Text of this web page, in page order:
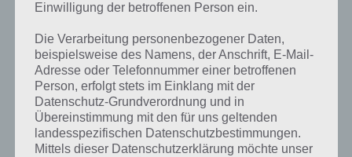
[caption id="attachment_20061" align="alignright"
Games[/caption] Hier findet ihr die 100 Doors Return
Lösung der Level 21, 22, 23, 24, 25, 26, 27,…
Einwilligung der betroffenen Person ein.
Die Verarbeitung personenbezogener Daten,
beispielsweise des Namens, der Anschrift, E-Mail-
Adresse oder Telefonnummer einer betroffenen
Person, erfolgt stets im Einklang mit der
Datenschutz-Grundverordnung und in
Übereinstimmung mit den für uns geltenden
landesspezifischen Datenschutzbestimmungen.
Mittels dieser Datenschutzerklärung möchte unser